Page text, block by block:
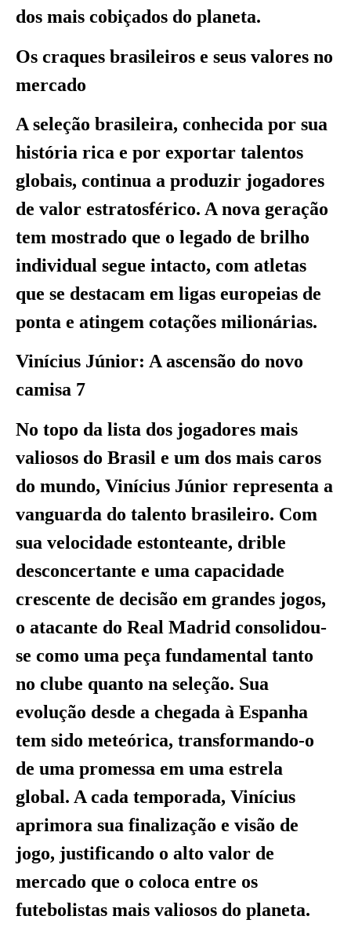
dos mais cobiçados do planeta.
Os craques brasileiros e seus valores no
mercado
A seleção brasileira, conhecida por sua
história rica e por exportar talentos
globais, continua a produzir jogadores
de valor estratosférico. A nova geração
tem mostrado que o legado de brilho
individual segue intacto, com atletas
que se destacam em ligas europeias de
ponta e atingem cotações milionárias.
Vinícius Júnior: A ascensão do novo
camisa 7
No topo da lista dos jogadores mais
valiosos do Brasil e um dos mais caros
do mundo, Vinícius Júnior representa a
vanguarda do talento brasileiro. Com
sua velocidade estonteante, drible
desconcertante e uma capacidade
crescente de decisão em grandes jogos,
o atacante do Real Madrid consolidou-
se como uma peça fundamental tanto
no clube quanto na seleção. Sua
evolução desde a chegada à Espanha
tem sido meteórica, transformando-o
de uma promessa em uma estrela
global. A cada temporada, Vinícius
aprimora sua finalização e visão de
jogo, justificando o alto valor de
mercado que o coloca entre os
futebolistas mais valiosos do planeta.